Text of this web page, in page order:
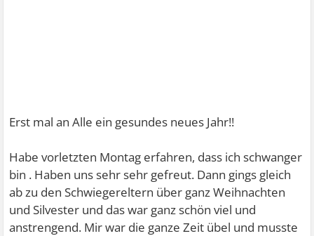
Erst mal an Alle ein gesundes neues Jahr!!
Habe vorletzten Montag erfahren, dass ich schwanger
bin . Haben uns sehr sehr gefreut. Dann gings gleich
ab zu den Schwiegereltern über ganz Weihnachten
und Silvester und das war ganz schön viel und
anstrengend. Mir war die ganze Zeit übel und musste